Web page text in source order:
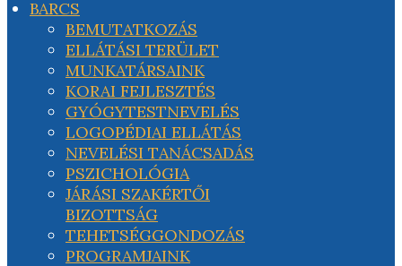
BARCS
BEMUTATKOZÁS
ELLÁTÁSI TERÜLET
MUNKATÁRSAINK
KORAI FEJLESZTÉS
GYÓGYTESTNEVELÉS
LOGOPÉDIAI ELLÁTÁS
NEVELÉSI TANÁCSADÁS
PSZICHOLÓGIA
JÁRÁSI SZAKÉRTŐI
BIZOTTSÁG
TEHETSÉGGONDOZÁS
PROGRAMJAINK